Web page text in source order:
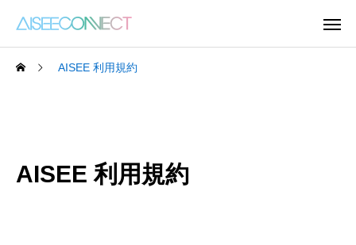
AISEE 利用規約
AISEE 利用規約